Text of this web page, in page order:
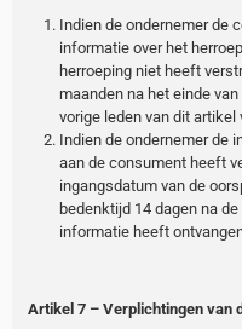
Indien de ondernemer de
informatie over het
herroeping niet heeft
maanden na het einde
vorige leden van dit
Indien de ondernemer de
aan de consument heeft
ingangsdatum van de
bedenktijd 14 dagen na
informatie heeft
Artikel 7 – Verplichtingen van